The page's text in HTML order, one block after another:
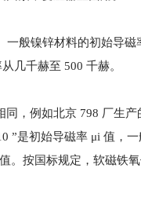
般镍锌材料的初始导
几千赫至 500 千赫。
，例如北京 798 厂生
”是初始导磁率 μi 值，
。按国标规定，软磁铁